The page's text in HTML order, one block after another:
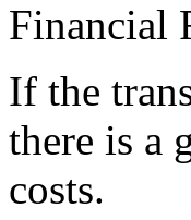
Financial
If the
there is a
costs.